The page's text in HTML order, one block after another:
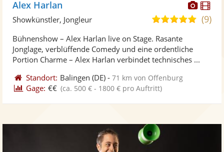
Alex Harlan
4,9(9)
Showkünstler, Jongleur
Bühnenshow – Alex Harlan live on Stage. Rasante
Jonglage, verblüffende Comedy und eine ordentliche
Portion Charme – Alex Harlan verbindet technisches ...
Standort: Balingen (DE) -71 km von Offenburg
Gage: €€ (ca. 500 € - 1800 € pro Auftritt)